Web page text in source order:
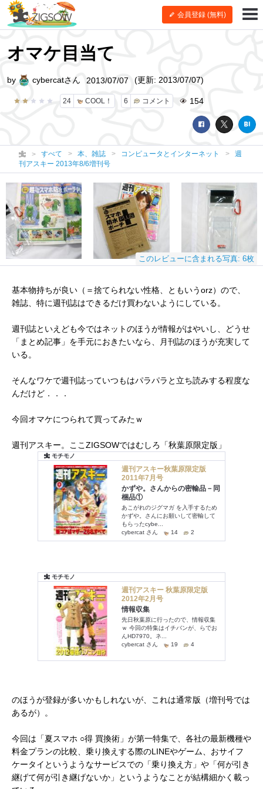
会員登録 (無料)
オマケ目当て
24 COOL！ 6 コメント 154
by cybercatさん 2013/07/07 (更新: 2013/07/07)
すべて 本、雑誌 コンピュータとインターネット
週
刊アスキー 2013年8/6増刊号
このレビューに含まれる写真: 6枚
基本物持ちが良い（＝捨てられない性格、ともいうorz）ので、
雑誌、特に週刊誌はできるだけ買わないようにしている。
週刊誌といえども今ではネットのほうが情報がはやいし、どうせ
「まとめ記事」を手元におきたいなら、月刊誌のほうが充実して
いる。
そんなワケで週刊誌っていつもはパラパラと立ち読みする程度な
んだけど．．．
今回オマケにつられて買ってみたｗ
週刊アスキー。ここZIGSOWではむしろ「秋葉原限定版」
のほうが登録が多いかもしれないが、これは通常版（増刊号では
あるが）。
今回は「夏スマホ ○得 買換術」が第一特集で、各社の最新機種や
料金プランの比較、乗り換えする際のLINEやゲーム、おサイフ
ケータイというようなサービスでの「乗り換え方」や「何が引き
継げて何が引き継げないか」というようなことが結構細かく載っ